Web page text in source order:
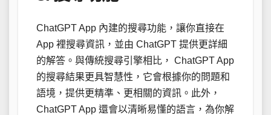
ChatGPT App 內建的搜尋功能，讓你直接在
App 裡搜尋資訊，並由 ChatGPT 提供更詳細
的解答。與傳統搜尋引擎相比， ChatGPT App
的搜尋結果更具智慧性，它會根據你的問題和
語境，提供更精準、更相關的資訊。此外，
ChatGPT App 還會以清晰易懂的語言，為你解